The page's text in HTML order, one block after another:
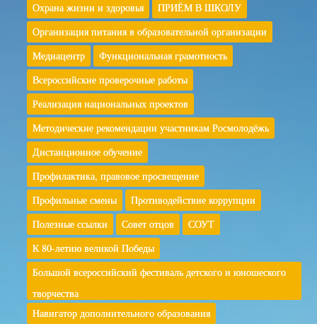
Охрана жизни и здоровья
ПРИЁМ В ШКОЛУ
Организация питания в образовательной организации
Медиацентр
Функциональная грамотность
Всероссийские проверочные работы
Реализация национальных проектов
Методические рекомендации участникам Росмолодёжь
Дистанционное обучение
Профилактика, правовое просвещение
Профильные смены
Противодействие коррупции
Полезные ссылки
Совет отцов
СОУТ
К 80-летию великой Победы
Большой всероссийский фестиваль детского и юношеского
творчества
Навигатор дополнительного образования